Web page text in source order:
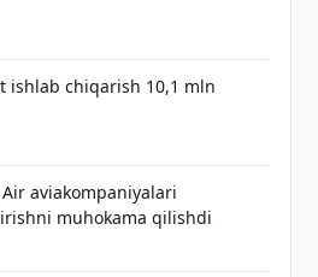
ishlab chiqarish 10,1 mln
Air aviakompaniyalari
muhokama qilishdi